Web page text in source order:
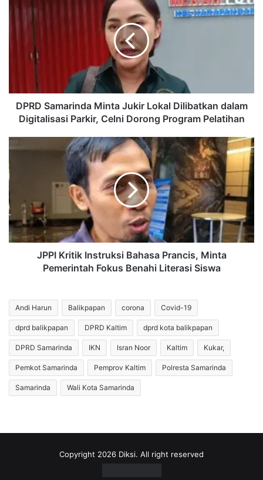
Dilibatkan
Parkir,
Celni
Dorong
DPRD Samarinda Minta Jukir Lokal Dilibatkan dalam
Digitalisasi Parkir, Celni Dorong Program Pelatihan
Instruksi
Bahasa
Prancis,
Minta
Pemerintah
Fokus
Benahi
JPPI Kritik Instruksi Bahasa Prancis, Minta
Pemerintah Fokus Benahi Literasi Siswa
Andi Harun Balikpapan corona Covid-19
dprd balikpapan DPRD Kaltim dprd kota balikpapan
DPRD Samarinda IKN Isran Noor Kaltim Kukar,
Pemkot Samarinda Pemprov Kaltim Polresta Samarinda
Samarinda Wali Kota Samarinda
Copyright 2026 Diksi. All right reserved